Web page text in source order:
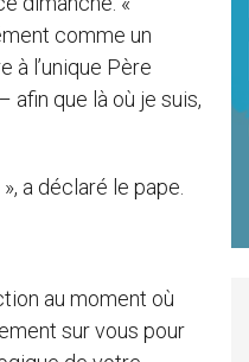
comme un
à l’unique Père
afin que là où je suis,
a déclaré le pape.
au moment où
sur vous pour